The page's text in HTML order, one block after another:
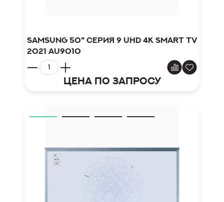
Samsung 50" серия 9 UHD 4K Smart TV
2021 AU9010
Цена по запросу